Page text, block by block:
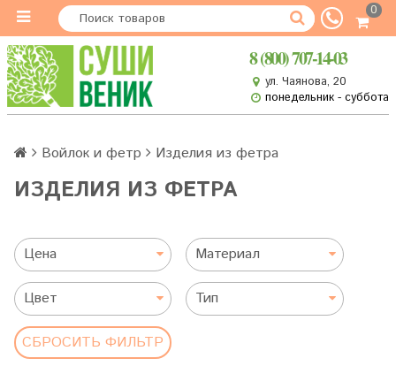
0
8 (800) 707-14-03
ул. Чаянова, 20
понедельник - суббота
Войлок и фетр Изделия из фетра
ИЗДЕЛИЯ ИЗ ФЕТРА
Цена Материал
Цвет Тип
СБРОСИТЬ ФИЛЬТР